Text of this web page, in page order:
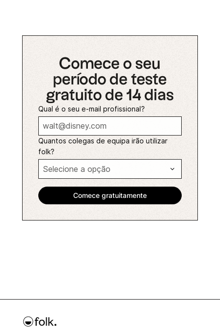
Comece o seu
período de teste
gratuito de 14 dias
Qual é o seu e-mail profissional?
Quantos colegas de equipa irão utilizar
folk?